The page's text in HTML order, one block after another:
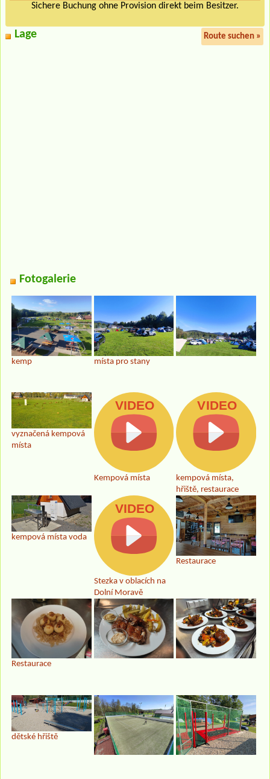
Sichere Buchung ohne Provision direkt beim Besitzer.
Lage Route suchen »
Fotogalerie
kemp místa pro stany
vyznačená kempová
místa
Kempová místa
kempová místa,
hřiště, restaurace
kempová místa voda
Stezka v oblacích na
Dolní Moravě
Restaurace
Restaurace
dětské hřiště